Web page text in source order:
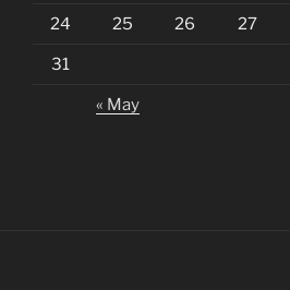
24 25 26 27
31
« May